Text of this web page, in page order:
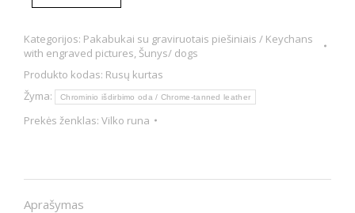
Kategorijos: Pakabukai su graviruotais piešiniais / Keychans
with engraved pictures, Šunys/ dogs
Produkto kodas: Rusų kurtas
Žyma:
Chrominio išdirbimo oda / Chrome-tanned leather
Prekės ženklas: Vilko runa
Aprašymas